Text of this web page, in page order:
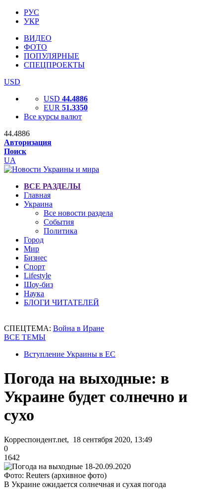
РУС
УКР
ВИДЕО
ФОТО
ПОПУЛЯРНЫЕ
СПЕЦПРОЕКТЫ
USD
USD 44.4886
EUR 51.3350
Все курсы валют
44.4886
Авторизация
Поиск
UA
ВСЕ РАЗДЕЛЫ
Главная
Украина
Все новости раздела
События
Политика
Город
Мир
Бизнес
Спорт
Lifestyle
Шоу-биз
Наука
БЛОГИ ЧИТАТЕЛЕЙ
СПЕЦТЕМА: Война в Иране
ВСЕ ТЕМЫ
Вступление Украины в ЕС
Погода на выходные: в
Украине будет солнечно и
сухо
Корреспондент.net, 18 сентября 2020, 13:49
0
1642
Фото: Reuters (архивное фото)
В Украине ожидается солнечная и сухая погода